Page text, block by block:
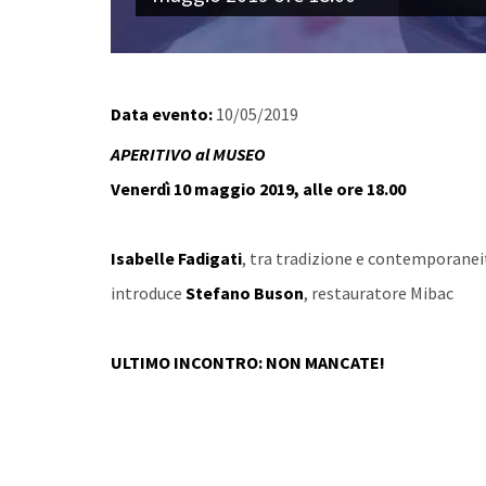
Data evento: 10/05/2019
APERITIVO al MUSEO​
Venerdì 10 maggio 2019, alle ore 18.00
Isabelle Fadigati, tra tradizione e
introduce Stefano Buson, restauratore Mibac
ULTIMO INCONTRO: NON MANCATE!